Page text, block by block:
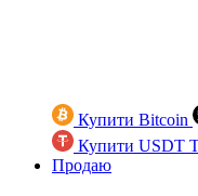
Купити Bitcoin
Купити USDT
Продаю